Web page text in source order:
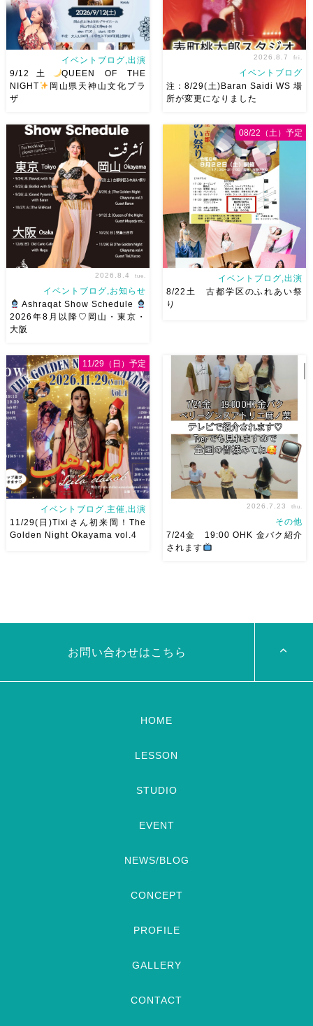
2026/9/12(土)Ricoさん主催
QUEEN OF THE NIGHT岡山
県天神山文化プラザ Guestに女
神 @mayadyorientaldance
さん
女神のオーラ浴びに行き
ましょー […]
イベントブログ,出演
9/12土
QUEEN OF THE
NIGHT
岡山県天神山文化プラ
ザ
8/29（土）Baran Saidi WSお
申し込み多数につき会場変更し
ました♡ 表町桃太郎スタジオ
岡山県岡山市 北区表町2丁目6-
64 4階 ショー会場から近いの
で、安心♡駅からもバスで天満
屋バスス […]
2026.8.7 fri.
イベントブログ
注：8/29(土)Baran Saidi WS 場
所が変更になりました
です♡皆様にお会いできますよ
うに
ご予約はメッセージく
ださい
お待ちしています
Ashraqat Show Schedule
岡山・8/22(土) […]
2026.8.4 tue.
イベントブログ,お知らせ
Ashraqat Show Schedule
2026年8月以降♡岡山・東京・
大阪
りにて踊らせていただきます♡
太鼓も叩くよー！私たちは
18:40頃から出演です屋台も出
てとても楽しいお祭りになりそ
う
私たちも踊った後は祭り
を楽しみます
遊びにいら
[…]
イベントブログ,出演
8/22土 古都学区のふれあい祭
り
08/22（土）予定
申し込みスタートです
【
イベントブログ,主催,出演
11/29(日)Tixiさん初来岡！The
Golden Night Okayama vol.4
11/29（日）予定
見れますので全国の皆様みてね
2026.7.23 thu.
その他
7/24金 19:00 OHK 金バク紹介
されます
お問い合わせはこちら
HOME
LESSON
STUDIO
EVENT
NEWS/BLOG
CONCEPT
PROFILE
GALLERY
CONTACT